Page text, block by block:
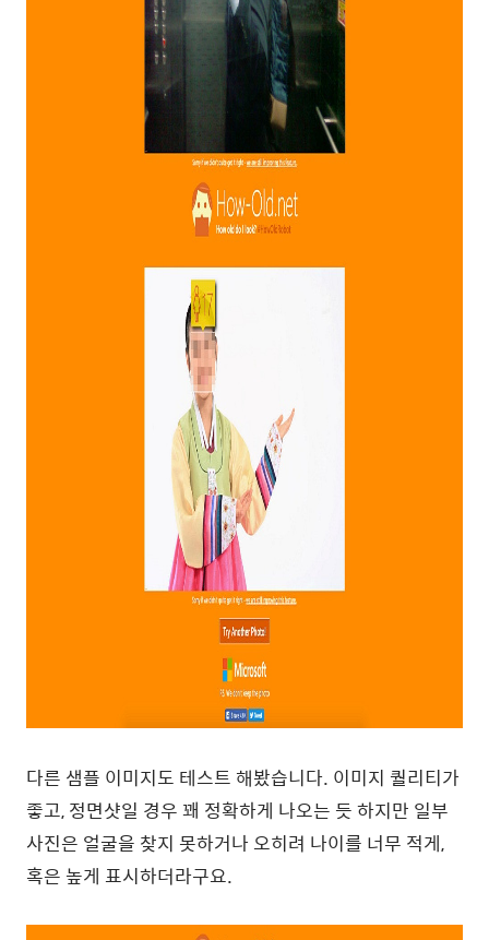
다른 샘플 이미지도 테스트 해봤습니다. 이미지 퀄리티가
좋고, 정면샷일 경우 꽤 정확하게 나오는 듯 하지만 일부
사진은 얼굴을 찾지 못하거나 오히려 나이를 너무 적게,
혹은 높게 표시하더라구요.